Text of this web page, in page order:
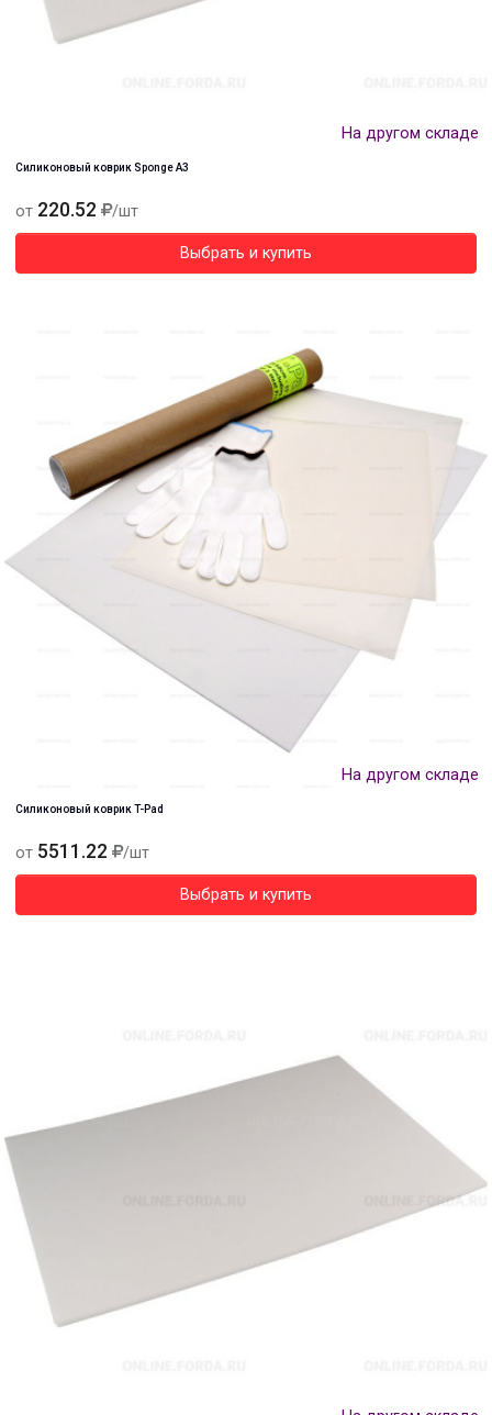
На другом складе
Силиконовый коврик Sponge A3
от 220.52 /шт
Выбрать и купить
На другом складе
Силиконовый коврик T-Pad
от 5511.22 /шт
Выбрать и купить